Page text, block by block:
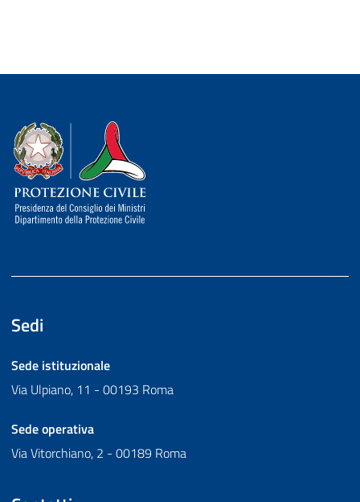
Dipartimento della Protezione Civile
Sedi
Sede istituzionale
Via Ulpiano, 11 - 00193 Roma
Sede operativa
Via Vitorchiano, 2 - 00189 Roma